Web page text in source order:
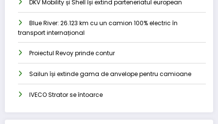
DKV Mobility și Shell își extind parteneriatul european
Blue River: 26.123 km cu un camion 100% electric în
transport internațional
Proiectul Revoy prinde contur
Sailun își extinde gama de anvelope pentru camioane
IVECO Strator se întoarce